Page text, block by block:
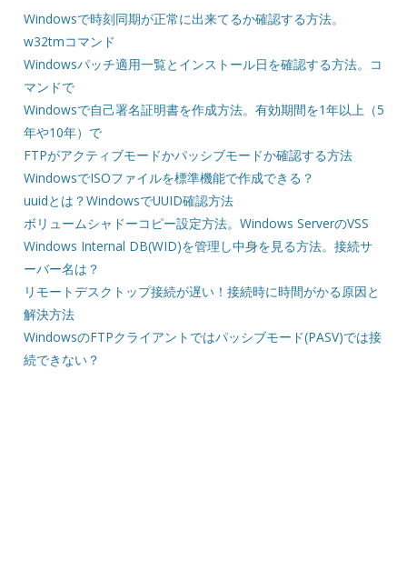
Windowsで時刻同期が正常に出来てるか確認する方法。
w32tmコマンド
Windowsパッチ適用一覧とインストール日を確認する方法。コ
マンドで
Windowsで自己署名証明書を作成方法。有効期間を1年以上（5
年や10年）で
FTPがアクティブモードかパッシブモードか確認する方法
WindowsでISOファイルを標準機能で作成できる？
uuidとは？WindowsでUUID確認方法
ボリュームシャドーコピー設定方法。Windows ServerのVSS
Windows Internal DB(WID)を管理し中身を見る方法。接続サ
ーバー名は？
リモートデスクトップ接続が遅い！接続時に時間がかる原因と
解決方法
WindowsのFTPクライアントではパッシブモード(PASV)では接
続できない？